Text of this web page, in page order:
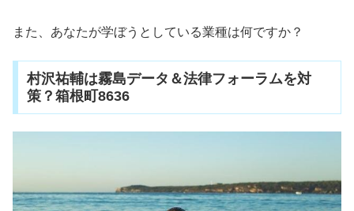
また、あなたが学ぼうとしている業種は何ですか？
村沢祐輔は霧島データ＆法律フォーラムを対
策？箱根町8636